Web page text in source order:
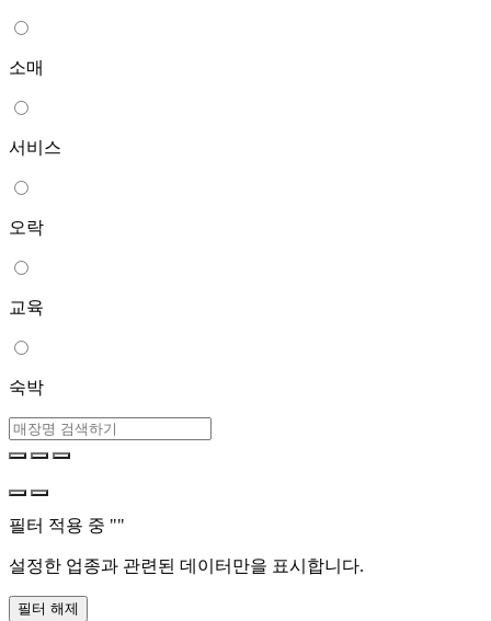
소매
서비스
오락
교육
숙박
필터 적용 중 ""
설정한 업종과 관련된 데이터만을 표시합니다.
필터 해제